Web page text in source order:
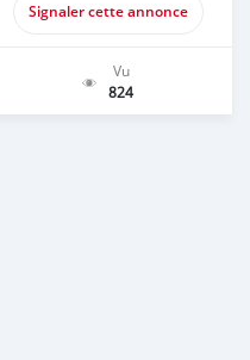
Signaler cette annonce
Vu
824